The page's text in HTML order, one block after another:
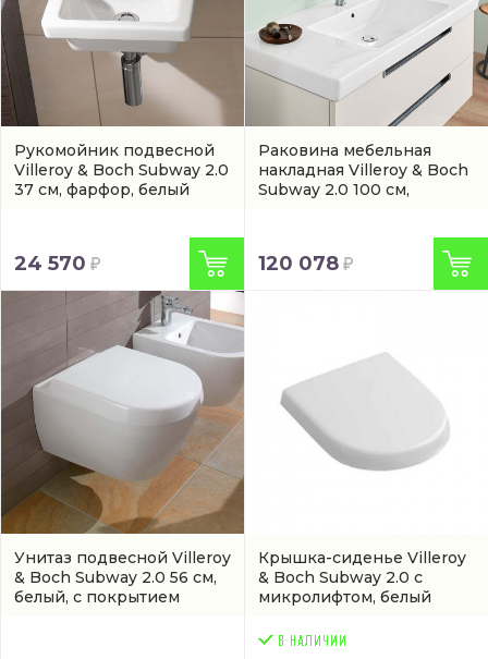
Рукомойник подвесной
Villeroy & Boch Subway 2.0
37 см, фарфор, белый
24 570
Раковина мебельная
накладная Villeroy & Boch
Subway 2.0 100 см,
120 078
Унитаз подвесной Villeroy
& Boch Subway 2.0 56 см,
белый, с покрытием
Крышка-сиденье Villeroy
& Boch Subway 2.0 с
микролифтом, белый